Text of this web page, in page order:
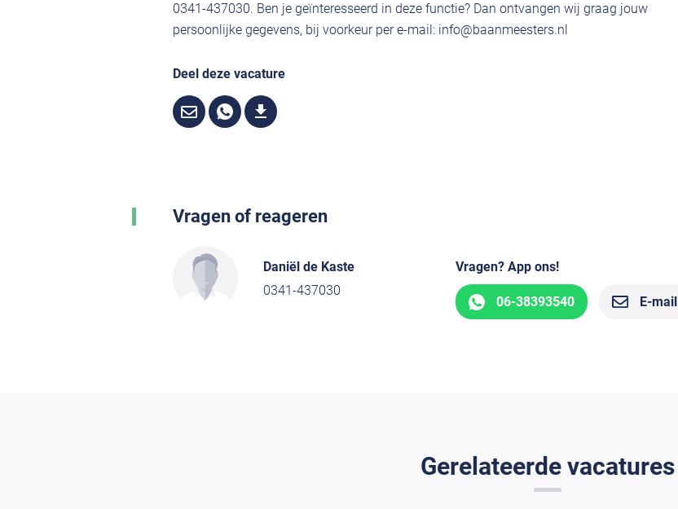
0341-437030. Ben je geïnteresseerd in deze functie? Dan ontvangen wij graag jouw
persoonlijke gegevens, bij voorkeur per e-mail: info@baanmeesters.nl
Deel deze vacature
Vragen of reageren
Daniël de Kaste
0341-437030
Vragen? App ons!
06-38393540 E-mail
Gerelateerde vacatures